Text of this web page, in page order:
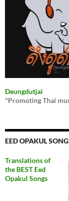
Deungdutjai
"Promoting Thai
EED OPAKUL
Translations of
the BEST Eed
Opakul Songs